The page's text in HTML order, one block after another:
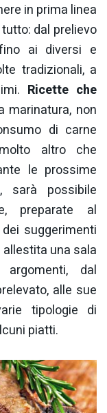
in prima linea
dal prelievo
ai diversi e
tradizionali, a
Ricette che
marinatura, non
di carne
altro che
le prossime
, sarà possibile
preparate al
suggerimenti
una sala
dal
alle sue
tipologie di
piatti.